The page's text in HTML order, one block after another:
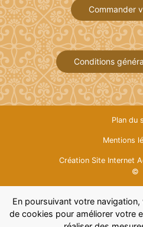
Commander
Conditions
Plan du
Mentions
Création Site Internet
©
En poursuivant votre
de cookies pour améliorer votre